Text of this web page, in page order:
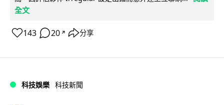
全文
143 20 ↗ 分享
科技娛樂 科技新聞